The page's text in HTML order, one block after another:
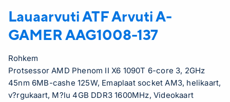
Lauaarvuti ATFArvuti A-
GAMER AAG1008-137
Rohkem
Protsessor AMD Phenom II X6 1090T 6-core 3, 2GHz
45nm 6MB-cashe 125W, Emaplaat socket AM3, helikaart,
v?rgukaart, M?lu 4GB DDR3 1600MHz, Videokaart